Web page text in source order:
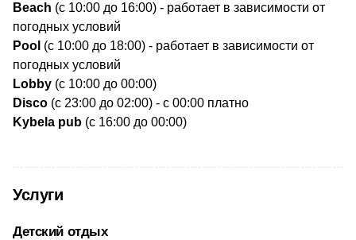
Beach (с 10:00 до 16:00) - работает в зависимости от
погодных условий
Pool (с 10:00 до 18:00) - работает в зависимости от
погодных условий
Lobby (с 10:00 до 00:00)
Disco (с 23:00 до 02:00) - с 00:00 платно
Kybela pub (с 16:00 до 00:00)
Услуги
Детский отдых